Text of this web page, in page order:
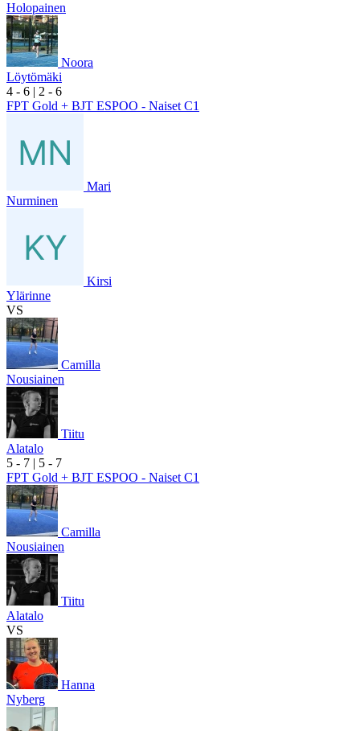
Holopainen
Noora
Löytömäki
4 - 6 | 2 - 6
FPT Gold + BJT ESPOO - Naiset C1
Mari
Nurminen
Kirsi
Ylärinne
VS
Camilla
Nousiainen
Tiitu
Alatalo
5 - 7 | 5 - 7
FPT Gold + BJT ESPOO - Naiset C1
Camilla
Nousiainen
Tiitu
Alatalo
VS
Hanna
Nyberg